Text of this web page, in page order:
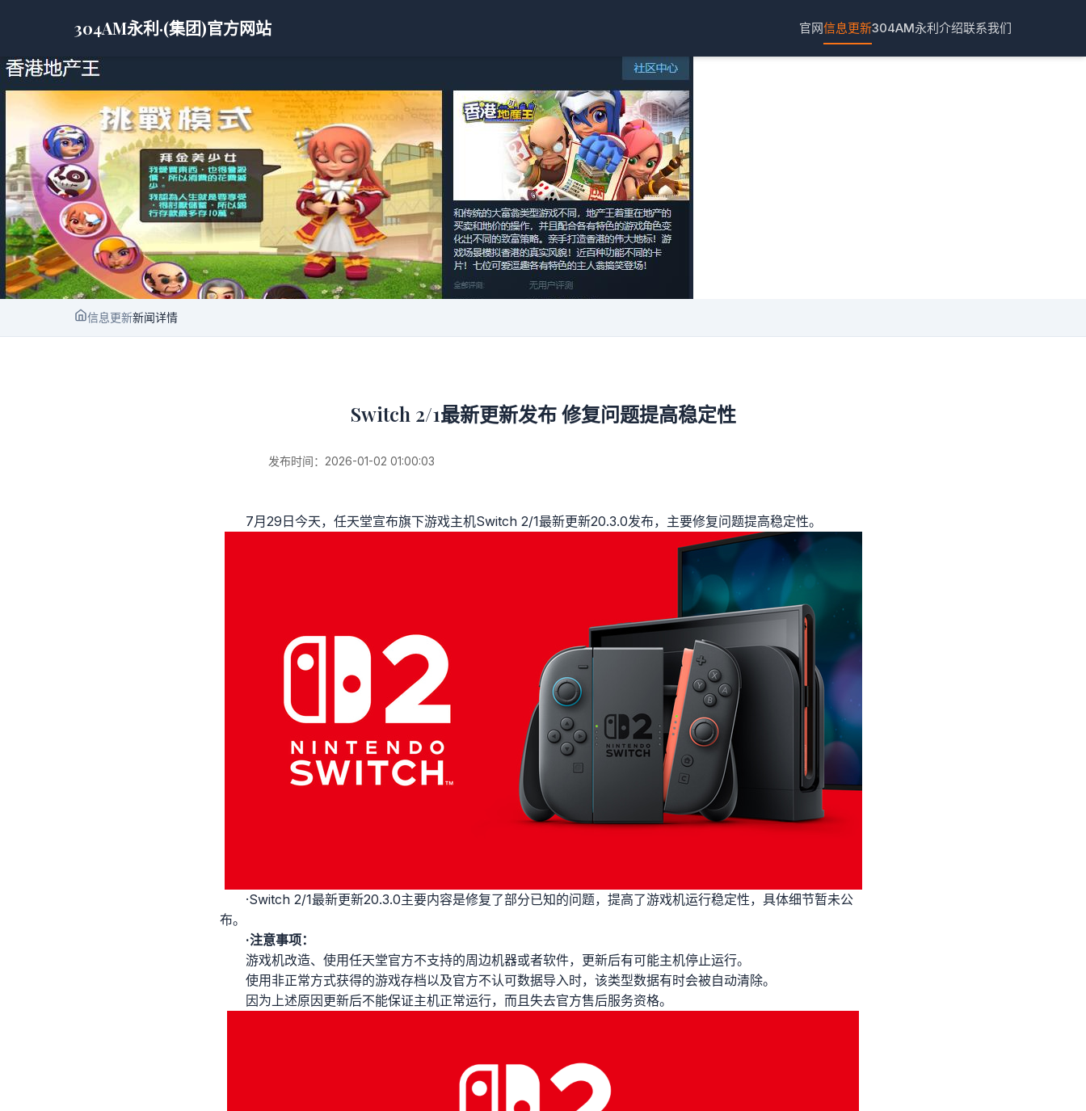
304AM永利·(集团)官方网站 官网信息更新304AM永利介绍联系我们
信息更新新闻详情
Switch 2/1最新更新发布 修复问题提高稳定性
发布时间：2026-01-02 01:00:03
7月29日今天，任天堂宣布旗下游戏主机Switch 2/1最新更新20.3.0发布，主要修复问题提高稳定性。
·Switch 2/1最新更新20.3.0主要内容是修复了部分已知的问题，提高了游戏机运行稳定性，具体细节暂未公
布。
·注意事项：
游戏机改造、使用任天堂官方不支持的周边机器或者软件，更新后有可能主机停止运行。
使用非正常方式获得的游戏存档以及官方不认可数据导入时，该类型数据有时会被自动清除。
因为上述原因更新后不能保证主机正常运行，而且失去官方售后服务资格。